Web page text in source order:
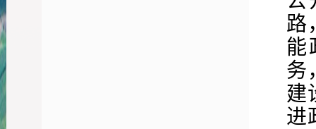
路
能
务
建
进